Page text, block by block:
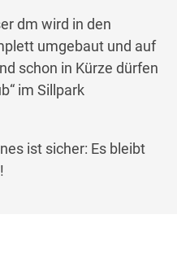
dm wird in den
umgebaut und auf
schon in Kürze dürfen
im Sillpark
ist sicher: Es bleibt